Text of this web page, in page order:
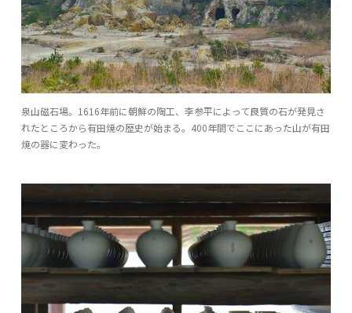
泉山磁石場。1616年前に朝鮮の陶工、李参平によって良質の石が発見さ
れたところから有田焼の歴史が始まる。400年間でここにあった山が有田
焼の器に変わった。